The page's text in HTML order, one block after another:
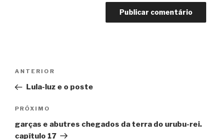
Post
Anterior
ANTERIOR
Lula-luz e o poste
Próximo
PRÓXIMO
garças e abutres chegados da terra do urubu-rei.
capítulo 17